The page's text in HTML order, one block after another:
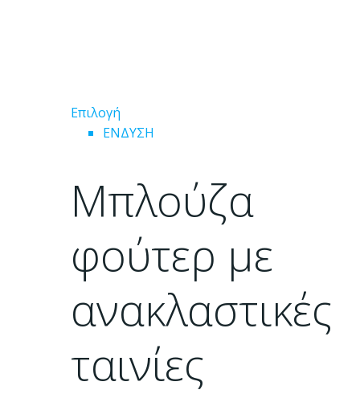
Επιλογή
το
πολλαπλές
παραλλαγές.
επιλογές
μπορούν
επιλεγούν
σελίδα
του
ΕΝΔΥΣΗ
Μπλούζα
φούτερ με
ανακλαστικές
ταινίες